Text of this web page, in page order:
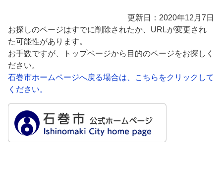
更新日：2020年12月7日
お探しのページはすでに削除されたか、URLが変更され
た可能性があります。
お手数ですが、トップページから目的のページをお探しく
ださい。
石巻市ホームページへ戻る場合は、こちらをクリックして
ください。